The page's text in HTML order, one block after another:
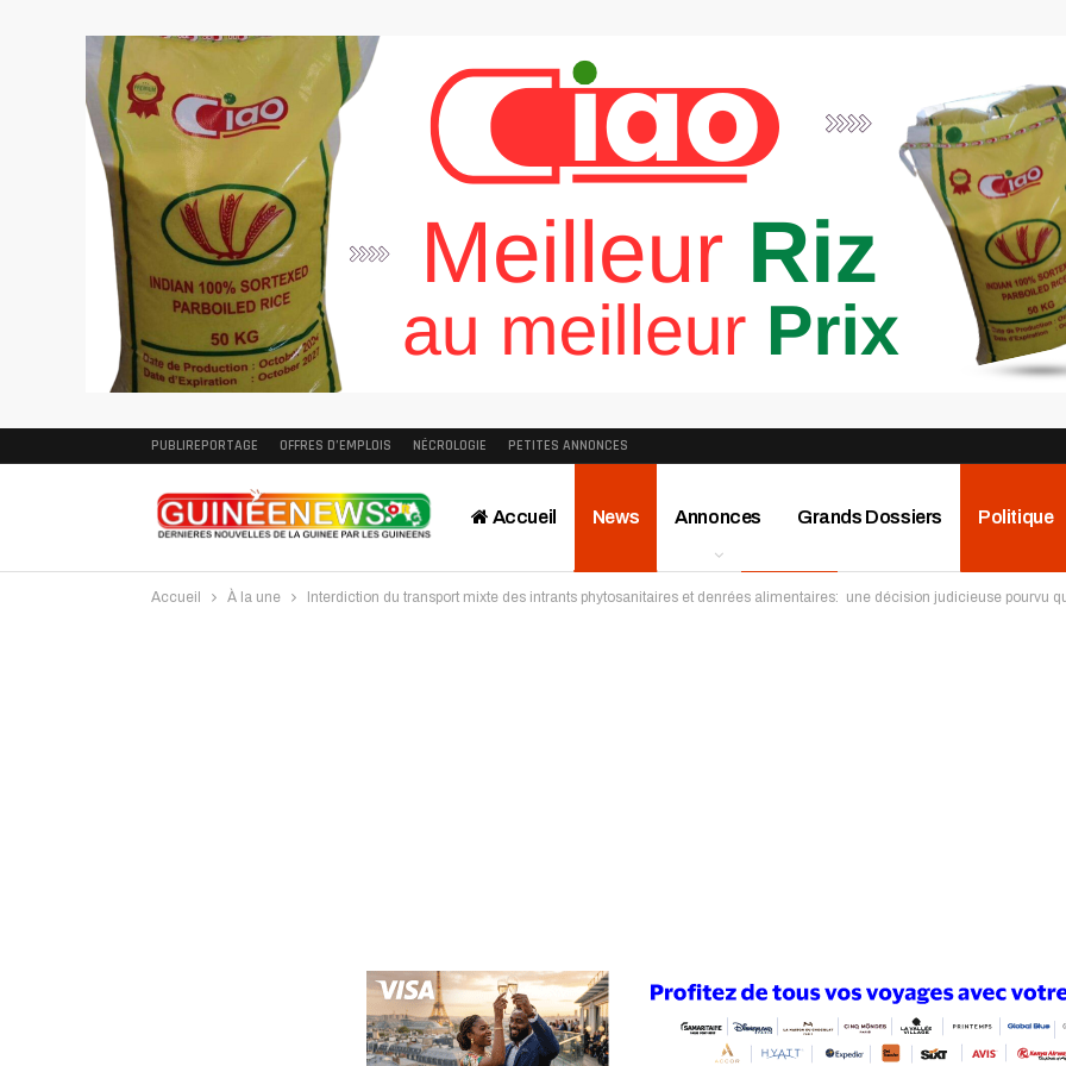
PUBLIREPORTAGE OFFRES D’EMPLOIS NÉCROLOGIE PETITES ANNONCES
Accueil News Annonces Grands Dossiers Politique
Accueil À la une Interdiction du transport mixte des intrants phytosanitaires et denrées alimentaires: une décision judicieuse pourvu